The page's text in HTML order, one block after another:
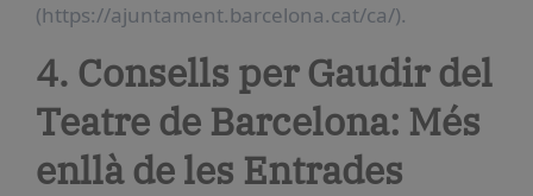
(https://ajuntament.barcelona.cat/ca/).
4. Consells per Gaudir del
Teatre de Barcelona: Més
enllà de les Entrades